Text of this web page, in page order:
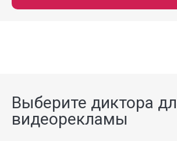
Выберите диктора
видеорекламы